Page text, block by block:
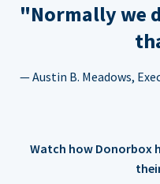
"Normally we
— Austin B. Meadows,
Watch how Donorbox